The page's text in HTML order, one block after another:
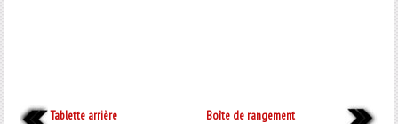
Tablette arrière Boîte de rangement